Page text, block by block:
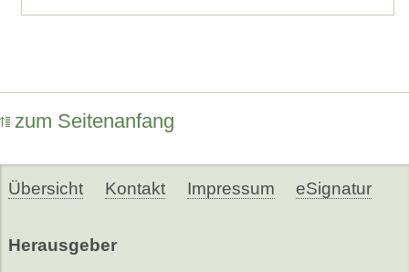
zum Seitenanfang
Übersicht Kontakt Impressum eSignatur
Herausgeber